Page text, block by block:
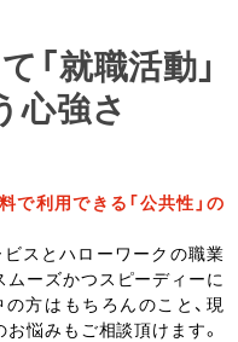
就職活動」
心強さ
で利用できる「公共性」の
スとハローワークの職業
ムーズかつスピーディーに
方はもちろんのこと、現
悩みもご相談頂けます。